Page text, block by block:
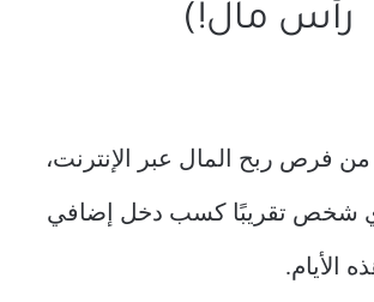
رأس مال!)
من فرص ربح المال عبر الإنترنت،
شخص تقريبًا كسب دخل إضافي
الأيام.